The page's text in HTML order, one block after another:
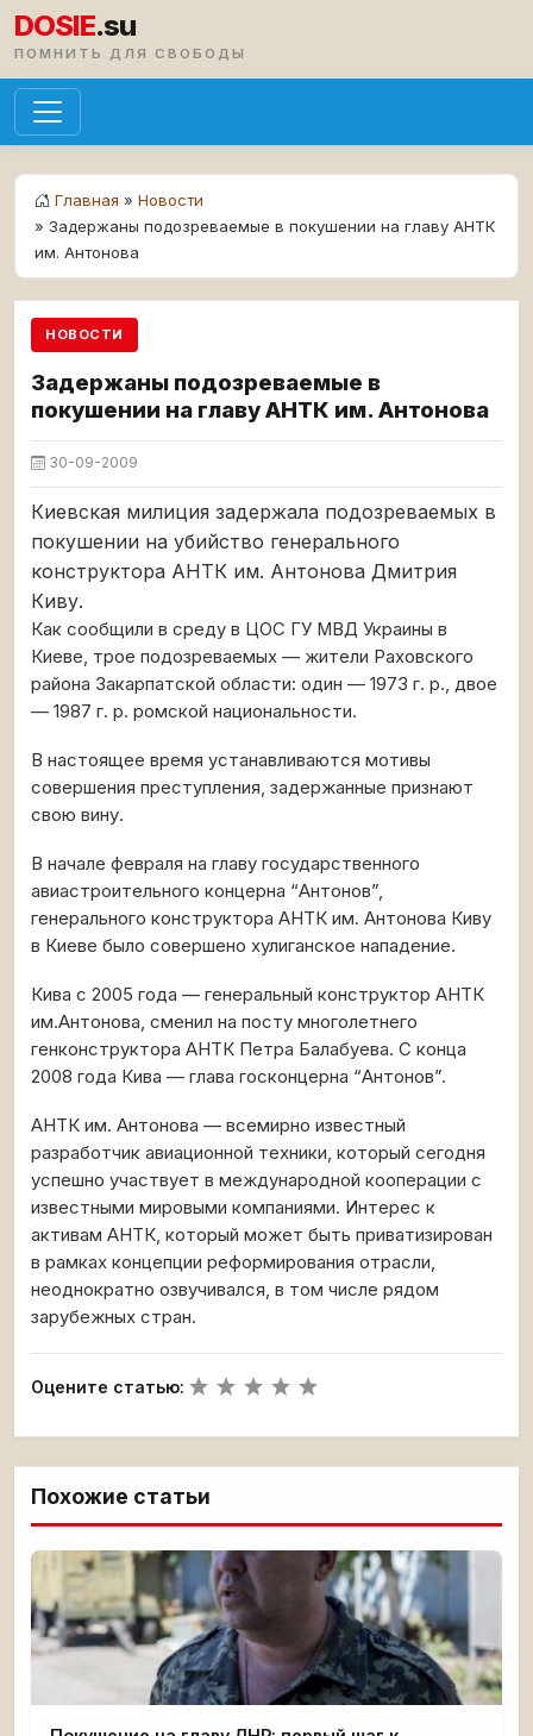
DOSIE.su
ПОМНИТЬ ДЛЯ СВОБОДЫ
Главная » Новости
» Задержаны подозреваемые в покушении на главу АНТК
им. Антонова
НОВОСТИ
Задержаны подозреваемые в
покушении на главу АНТК им. Антонова
30-09-2009
Киевская милиция задержала подозреваемых в
покушении на убийство генерального
конструктора АНТК им. Антонова Дмитрия
Киву.
Как сообщили в среду в ЦОС ГУ МВД Украины в
Киеве, трое подозреваемых — жители Раховского
района Закарпатской области: один — 1973 г. р., двое
— 1987 г. р. ромской национальности.
В настоящее время устанавливаются мотивы
совершения преступления, задержанные признают
свою вину.
В начале февраля на главу государственного
авиастроительного концерна “Антонов”,
генерального конструктора АНТК им. Антонова Киву
в Киеве было совершено хулиганское нападение.
Кива с 2005 года — генеральный конструктор АНТК
им.Антонова, сменил на посту многолетнего
генконструктора АНТК Петра Балабуева. С конца
2008 года Кива — глава госконцерна “Антонов”.
АНТК им. Антонова — всемирно известный
разработчик авиационной техники, который сегодня
успешно участвует в международной кооперации с
известными мировыми компаниями. Интерес к
активам АНТК, который может быть приватизирован
в рамках концепции реформирования отрасли,
неоднократно озвучивался, в том числе рядом
зарубежных стран.
Оцените статью:
Похожие статьи